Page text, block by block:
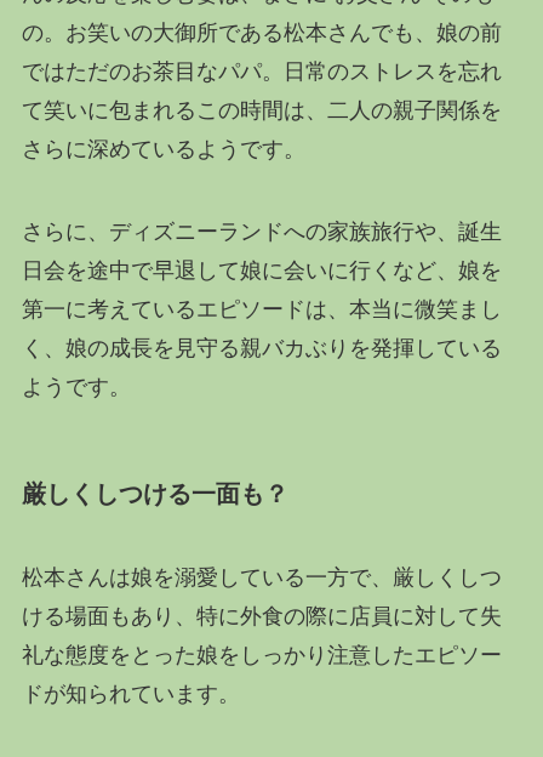
の。お笑いの大御所である松本さんでも、娘の前
ではただのお茶目なパパ。日常のストレスを忘れ
て笑いに包まれるこの時間は、二人の親子関係を
さらに深めているようです。
さらに、ディズニーランドへの家族旅行や、誕生
日会を途中で早退して娘に会いに行くなど、娘を
第一に考えているエピソードは、本当に微笑まし
く、娘の成長を見守る親バカぶりを発揮している
ようです。
厳しくしつける一面も？
松本さんは娘を溺愛している一方で、厳しくしつ
ける場面もあり、特に外食の際に店員に対して失
礼な態度をとった娘をしっかり注意したエピソー
ドが知られています​。